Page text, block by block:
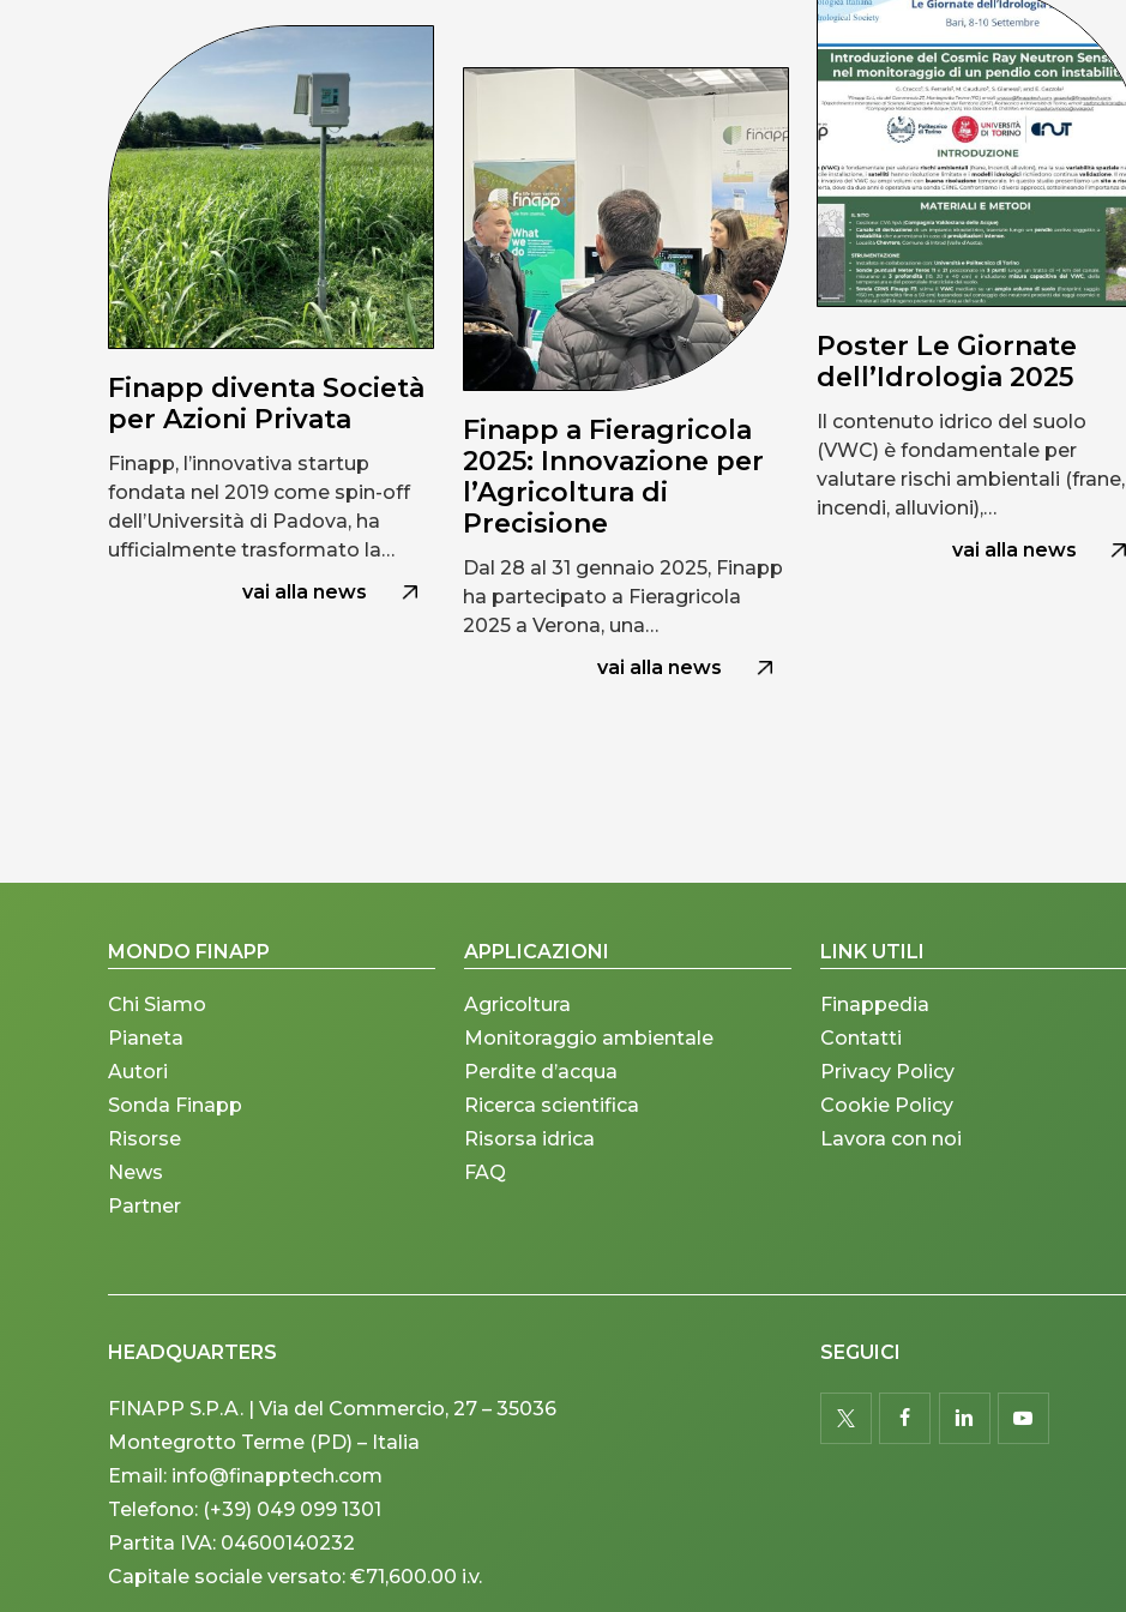
Finapp diventa Società
per Azioni Privata
Finapp, l’innovativa startup
fondata nel 2019 come spin-off
dell’Università di Padova, ha
ufficialmente trasformato la…
vai alla news
Finapp a Fieragricola
2025: Innovazione per
l’Agricoltura di
Precisione
Dal 28 al 31 gennaio 2025, Finapp
ha partecipato a Fieragricola
2025 a Verona, una…
vai alla news
Poster Le Giornate
dell’Idrologia 2025
Il contenuto idrico del suolo
(VWC) è fondamentale per
valutare rischi ambientali (frane,
incendi, alluvioni),…
vai alla news
MONDO FINAPP
Chi Siamo
Pianeta
Autori
Sonda Finapp
Risorse
News
Partner
APPLICAZIONI
Agricoltura
Monitoraggio ambientale
Perdite d’acqua
Ricerca scientifica
Risorsa idrica
FAQ
LINK UTILI
Finappedia
Contatti
Privacy Policy
Cookie Policy
Lavora con noi
HEADQUARTERS
FINAPP S.P.A. | Via del Commercio, 27 – 35036
Montegrotto Terme (PD) – Italia
Email: info@finapptech.com
Telefono: (+39) 049 099 1301
Partita IVA: 04600140232
Capitale sociale versato: €71,600.00 i.v.
SEGUICI
twitterfacebooklinkedinyoutube